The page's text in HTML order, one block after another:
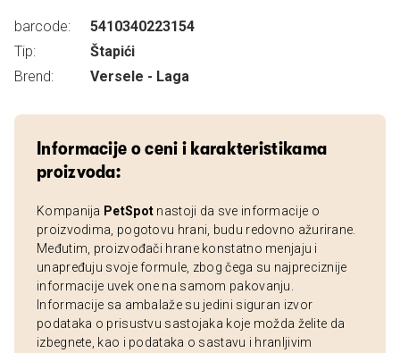
barcode:
5410340223154
Tip:
Štapići
Brend:
Versele - Laga
Informacije o ceni i karakteristikama
proizvoda:
Kompanija PetSpot nastoji da sve informacije o
proizvodima, pogotovu hrani, budu redovno ažurirane.
Međutim, proizvođači hrane konstatno menjaju i
unapređuju svoje formule, zbog čega su najpreciznije
informacije uvek one na samom pakovanju.
Informacije sa ambalaže su jedini siguran izvor
podataka o prisustvu sastojaka koje možda želite da
izbegnete, kao i podataka o sastavu i hranljivim